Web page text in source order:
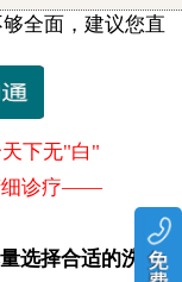
全面，建议您直
下无"白"
诊疗——
择合适的洗